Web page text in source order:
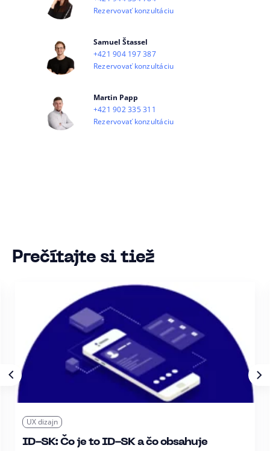
Rezervovať konzultáciu
Samuel Štassel
+421 904 197 387
Rezervovať konzultáciu
Martin Papp
+421 902 335 311
Rezervovať konzultáciu
Prečítajte si tiež
UX dizajn
ID-SK: Čo je to ID-SK a čo obsahuje